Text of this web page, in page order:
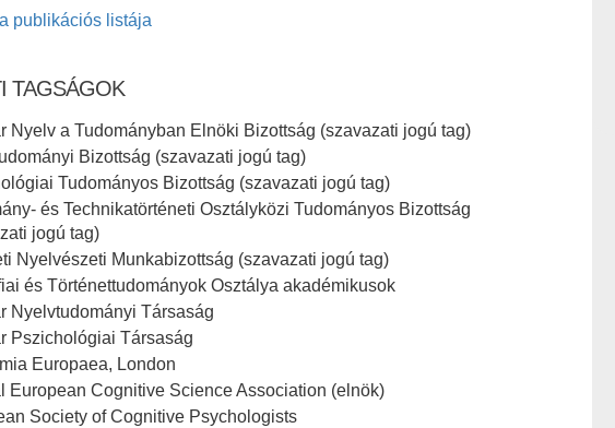
publikációs listája
TAGSÁGOK
Nyelv a Tudományban Elnöki Bizottság (szavazati jogú tag)
Bizottság (szavazati jogú tag)
Tudományos Bizottság (szavazati jogú tag)
és Technikatörténeti Osztályközi Tudományos Bizottság
jogú tag)
Nyelvészeti Munkabizottság (szavazati jogú tag)
és Történettudományok Osztálya akadémikusok
Nyelvtudományi Társaság
Pszichológiai Társaság
Europaea, London
European Cognitive Science Association (elnök)
Society of Cognitive Psychologists